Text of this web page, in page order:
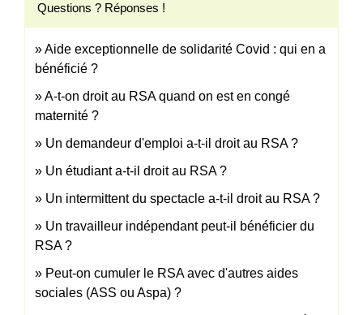
Questions ? Réponses !
Aide exceptionnelle de solidarité Covid : qui en a
bénéficié ?
A-t-on droit au RSA quand on est en congé
maternité ?
Un demandeur d'emploi a-t-il droit au RSA ?
Un étudiant a-t-il droit au RSA ?
Un intermittent du spectacle a-t-il droit au RSA ?
Un travailleur indépendant peut-il bénéficier du
RSA ?
Peut-on cumuler le RSA avec d'autres aides
sociales (ASS ou Aspa) ?